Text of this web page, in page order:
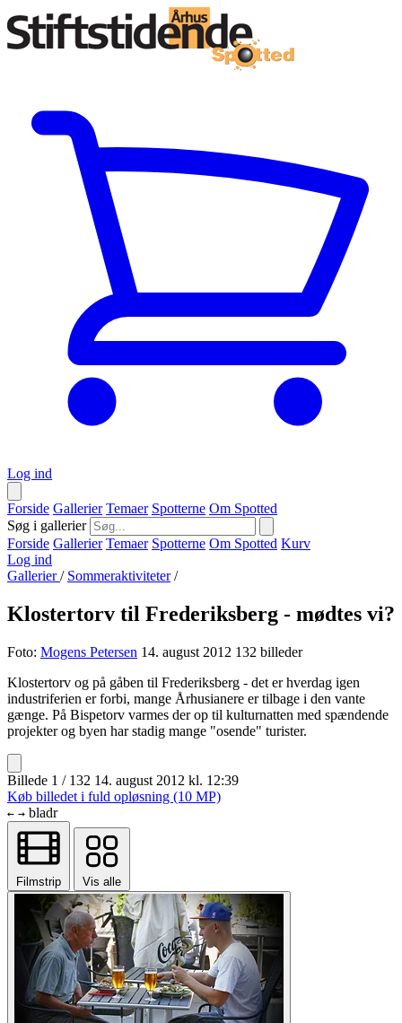
Log ind
Forside Gallerier Temaer Spotterne Om Spotted
Søg i gallerier
Forside Gallerier Temaer Spotterne Om Spotted Kurv
Log ind
Gallerier/ Sommeraktiviteter /
Klostertorv til Frederiksberg - mødtes vi?
Foto: Mogens Petersen 14. august 2012 132 billeder
Klostertorv og på gåben til Frederiksberg - det er hverdag igen
industriferien er forbi, mange Århusianere er tilbage i den vante
gænge. På Bispetorv varmes der op til kulturnatten med spændende
projekter og byen har stadig mange "osende" turister.
Billede 1 / 132 14. august 2012 kl. 12:39
Køb billedet i fuld opløsning (10 MP)
← → bladr
Filmstrip Vis alle